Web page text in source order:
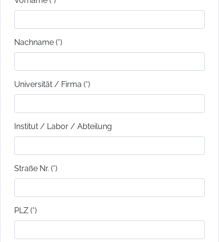
Nachname (*)
Universität / Firma (*)
Institut / Labor / Abteilung
Straße Nr. (*)
PLZ (*)